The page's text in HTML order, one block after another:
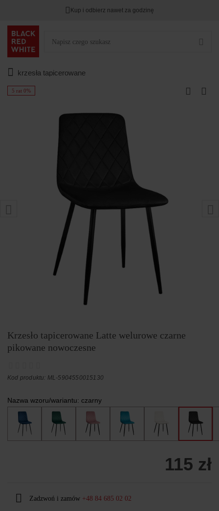
Kup i odbierz nawet za godzinę
krzesła tapicerowane
5 rat 0%
Krzesło tapicerowane Latte welurowe czarne
pikowane nowoczesne
Kod produktu: ML-5904550015130
Nazwa wzoru/wariantu: czarny
115 zł
Zadzwoń i zamów +48 84 685 02 02